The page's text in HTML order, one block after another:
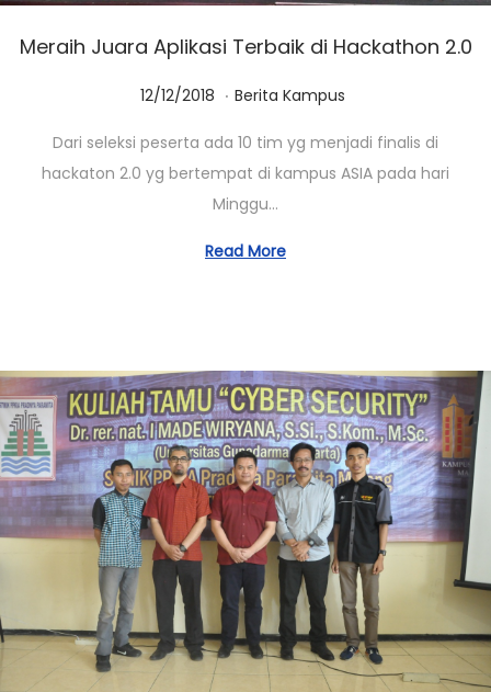
Meraih Juara Aplikasi Terbaik di Hackathon 2.0
Posted on
12/12/2018
/
0
/
0
. Posted in
Berita Kampus
Dari seleksi peserta ada 10 tim yg menjadi finalis di
hackaton 2.0 yg bertempat di kampus ASIA pada hari
Minggu…
Read More